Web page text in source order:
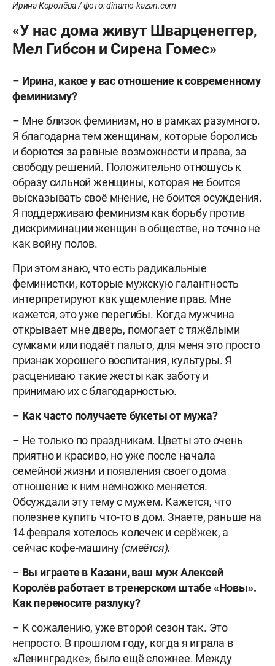
Ирина Королёва / фото: dinamo-kazan.com
«У нас дома живут Шварценеггер,
Мел Гибсон и Сирена Гомес»
– Ирина, какое у вас отношение к современному
феминизму?
– Мне близок феминизм, но в рамках разумного.
Я благодарна тем женщинам, которые боролись
и борются за равные возможности и права, за
свободу решений. Положительно отношусь к
образу сильной женщины, которая не боится
высказывать своё мнение, не боится осуждения.
Я поддерживаю феминизм как борьбу против
дискриминации женщин в обществе, но точно не
как войну полов.
При этом знаю, что есть радикальные
феминистки, которые мужскую галантность
интерпретируют как ущемление прав. Мне
кажется, это уже перегибы. Когда мужчина
открывает мне дверь, помогает с тяжёлыми
сумками или подаёт пальто, для меня это просто
признак хорошего воспитания, культуры. Я
расцениваю такие жесты как заботу и
принимаю их с благодарностью.
– Как часто получаете букеты от мужа?
– Не только по праздникам. Цветы это очень
приятно и красиво, но уже после начала
семейной жизни и появления своего дома
отношение к ним немножко меняется.
Обсуждали эту тему с мужем. Кажется, что
полезнее купить что-то в дом. Знаете, раньше на
14 февраля хотелось колечек и серёжек, а
сейчас кофе-машину(смеётся).
– Вы играете в Казани, ваш муж Алексей
Королёв работает в тренерском штабе «Новы».
Как переносите разлуку?
– К сожалению, уже второй сезон так. Это
непросто. В прошлом году, когда я играла в
«Ленинградке», было ещё сложнее. Между